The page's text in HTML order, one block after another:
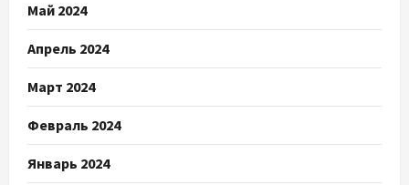
Май 2024
Апрель 2024
Март 2024
Февраль 2024
Январь 2024